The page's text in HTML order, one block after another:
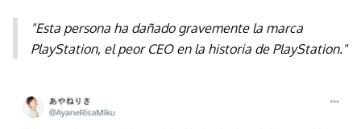
"Esta persona ha dañado gravemente la marca
PlayStation, el peor CEO en la historia de PlayStation."